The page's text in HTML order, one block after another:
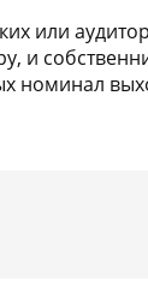
или
и
номинал